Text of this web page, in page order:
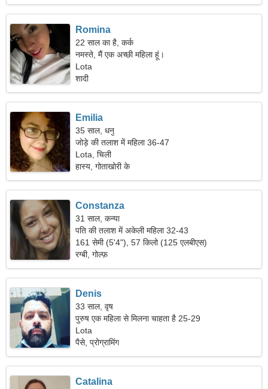
Romina
22 साल का है, कर्क
नमस्ते, मैं एक अच्छी महिला हूं।
Lota
शादी
Emilia
35 साल, धनु
जोड़े की तलाश में महिला 36-47
Lota, चिली
हास्य, गोताखोरी के
Constanza
31 साल, कन्या
पति की तलाश में अकेली महिला 32-43
161 सेमी (5'4"), 57 किलो (125 एलबीएस)
रग्बी, गोल्फ़
Denis
33 साल, वृष
पुरुष एक महिला से मिलना चाहता है 25-29
Lota
पैसे, प्रोग्रामिंग
Catalina